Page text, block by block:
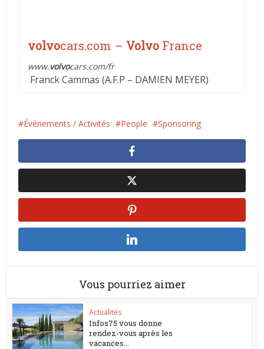
volvocars.com – Volvo France‎
www.volvocars.com/fr
Franck Cammas (A.F.P – DAMIEN MEYER)
Événements / Activités People Sponsoring
Vous pourriez aimer
Actualités
Infos75 vous donne
rendez-vous après les
vacances...